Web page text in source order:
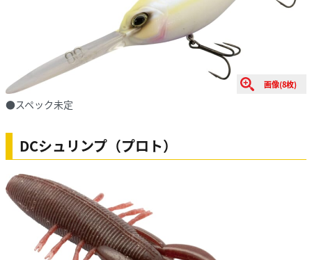
画像(8枚)
●スペック未定
DCシュリンプ（プロト）